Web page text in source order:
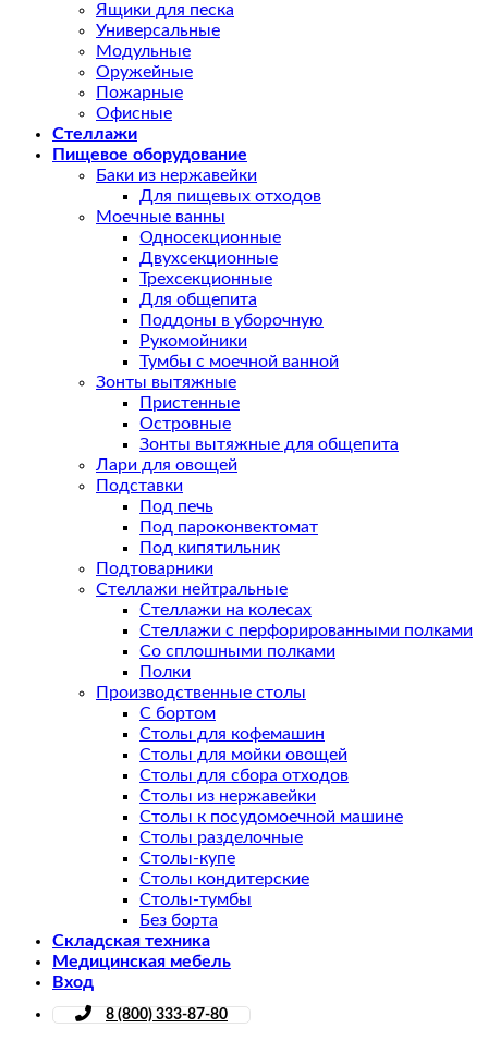
Ящики для песка
Универсальные
Модульные
Оружейные
Пожарные
Офисные
Стеллажи
Пищевое оборудование
Баки из нержавейки
Для пищевых отходов
Моечные ванны
Односекционные
Двухсекционные
Трехсекционные
Для общепита
Поддоны в уборочную
Рукомойники
Тумбы с моечной ванной
Зонты вытяжные
Пристенные
Островные
Зонты вытяжные для общепита
Лари для овощей
Подставки
Под печь
Под пароконвектомат
Под кипятильник
Подтоварники
Стеллажи нейтральные
Стеллажи на колесах
Стеллажи с перфорированными полками
Со сплошными полками
Полки
Производственные столы
С бортом
Столы для кофемашин
Столы для мойки овощей
Столы для сбора отходов
Столы из нержавейки
Столы к посудомоечной машине
Столы разделочные
Столы-купе
Столы кондитерские
Столы-тумбы
Без борта
Складская техника
Медицинская мебель
Вход
8 (800) 333-87-80